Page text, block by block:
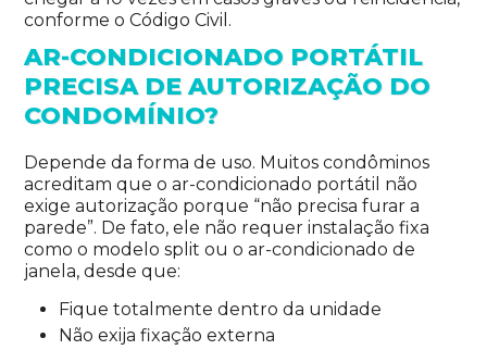
conforme o Código Civil.
AR-CONDICIONADO PORTÁTIL
PRECISA DE AUTORIZAÇÃO DO
CONDOMÍNIO?
Depende da forma de uso. Muitos condôminos
acreditam que o ar-condicionado portátil não
exige autorização porque “não precisa furar a
parede”. De fato, ele não requer instalação fixa
como o modelo split ou o ar-condicionado de
janela, desde que:
Fique totalmente dentro da unidade
Não exija fixação externa